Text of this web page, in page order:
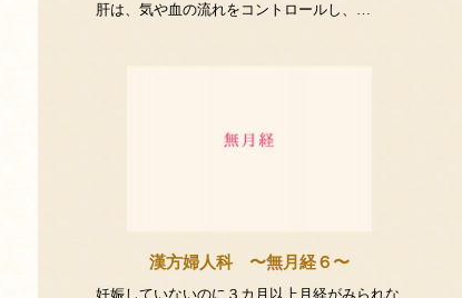
肝は、気や血の流れをコントロールし、…
漢方婦人科 〜無月経６〜
妊娠していないのに３カ月以上月経がみられな